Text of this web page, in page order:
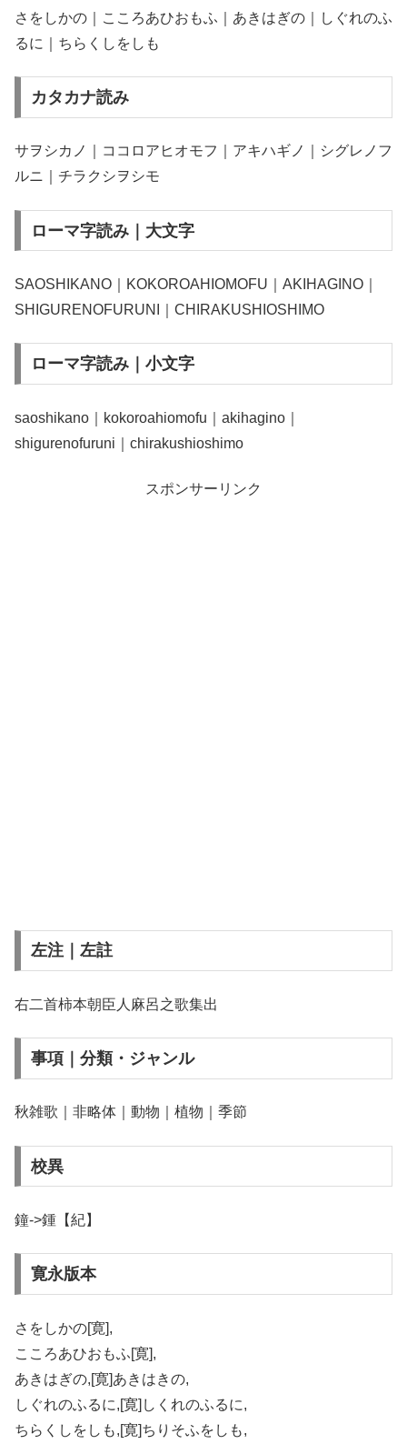
さをしかの｜こころあひおもふ｜あきはぎの｜しぐれのふ
るに｜ちらくしをしも
カタカナ読み
サヲシカノ｜ココロアヒオモフ｜アキハギノ｜シグレノフ
ルニ｜チラクシヲシモ
ローマ字読み｜大文字
SAOSHIKANO｜KOKOROAHIOMOFU｜AKIHAGINO｜
SHIGURENOFURUNI｜CHIRAKUSHIOSHIMO
ローマ字読み｜小文字
saoshikano｜kokoroahiomofu｜akihagino｜
shigurenofuruni｜chirakushioshimo
スポンサーリンク
左注｜左註
右二首柿本朝臣人麻呂之歌集出
事項｜分類・ジャンル
秋雑歌｜非略体｜動物｜植物｜季節
校異
鐘->鍾【紀】
寛永版本
さをしかの[寛],
こころあひおもふ[寛],
あきはぎの,[寛]あきはきの,
しぐれのふるに,[寛]しくれのふるに,
ちらくしをしも,[寛]ちりそふをしも,